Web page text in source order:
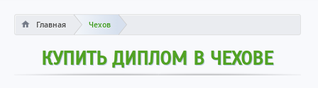
Главная Чехов
КУПИТЬ ДИПЛОМ В ЧЕХОВЕ